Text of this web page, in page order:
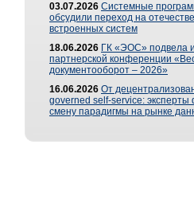
03.07.2026 Системные
обсудили переход на
встроенных систем
18.06.2026 ГК «ЭОС» подвела
партнерской конференции
документооборот – 2026»
16.06.2026 От
governed self-service: эксперты
смену парадигмы на рынке